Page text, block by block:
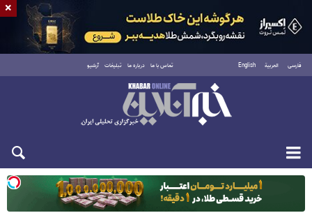
فارسی العربية English تماس با ما درباره ما تبلیغات آرشیو
دوشنبه ۱۹ مرداد ۱۴۰۵
×